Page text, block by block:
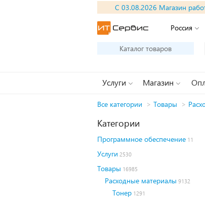
С 03.08.2026 Магазин
Россия
Каталог товаров
Услуги Магазин
Все категории > Товары >
Категории
Программное обеспечение 11
Услуги 2530
Товары 16985
Расходные материалы 9132
Тонер 1291